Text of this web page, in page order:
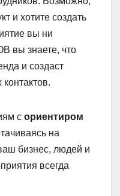
и хотите создать
вы ни
вы знаете, что
и создаст
с ориентиром
на
бизнес, людей и
всегда